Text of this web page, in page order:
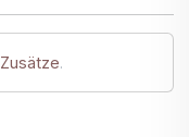
Zusätze.